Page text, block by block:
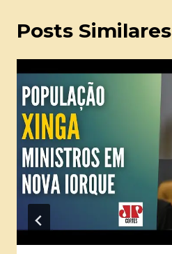
Posts Similares